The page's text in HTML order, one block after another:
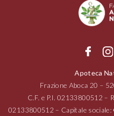
Apoteca
Frazione Aboca 20 –
C.F. e P.I.02133800512 –
02133800512 – Capitale